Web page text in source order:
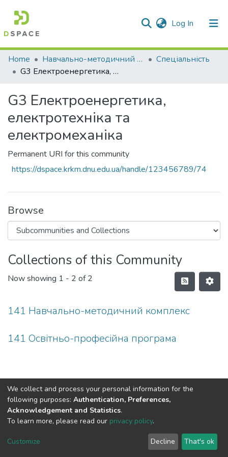
Log In (current)
Communities & Collections
All of DSpace
Statistics
Home Навчально-методичний кабінет
Спеціальність
G3 Електроенергетика, електротехніка та електромеханіка
G3 Електроенергетика,
електротехніка та
електромеханіка
Permanent URI for this community
https://dspace.krkm.dnu.edu.ua/handle/123456789/74
Browse
Collections of this Community
Now showing 1 - 2 of 2
141 Навчально-методичний комплекс
141 Освітньо-професійна програма
DSpace software copyright © 2002-2026
Cookie
End User
Agreement
Send
Feedback
We collect and process your personal information for the
following purposes: Authentication, Preferences,
Acknowledgement and Statistics.
To learn more, please read our privacy policy.
Customize Decline That's ok